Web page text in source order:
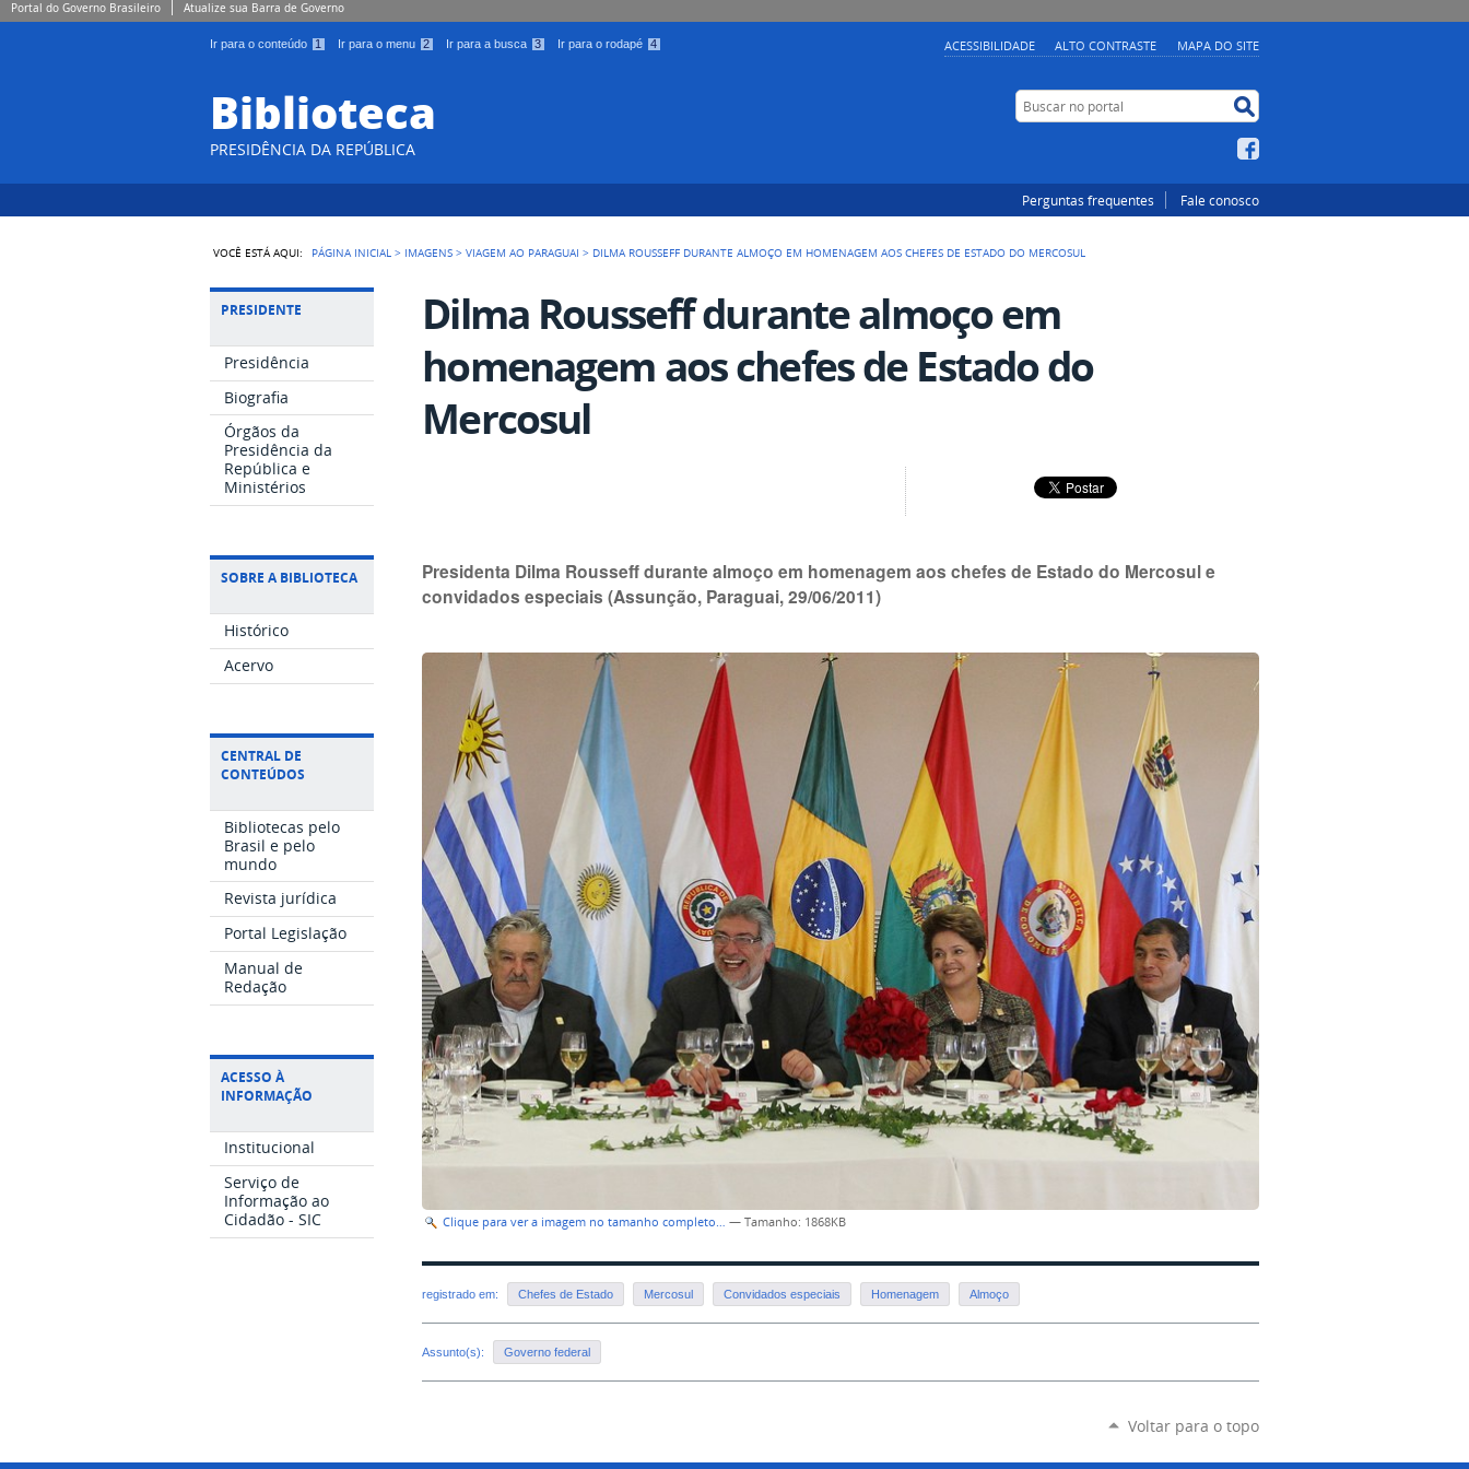
Portal do Governo Brasileiro Atualize sua Barra de Governo
Ir para o conteúdo 1 Ir para o menu 2 Ir para a busca 3 Ir para o rodapé 4 ACESSIBILIDADE ALTO CONTRASTE MAPA DO SITE
Biblioteca
PRESIDÊNCIA DA REPÚBLICA
Buscar no portal
Perguntas frequentes Fale conosco
VOCÊ ESTÁ AQUI: PÁGINA INICIAL > IMAGENS >VIAGEM AO PARAGUAI > DILMA ROUSSEFF DURANTE ALMOÇO EM HOMENAGEM AOS CHEFES DE ESTADO DO MERCOSUL
PRESIDENTE
Presidência
Biografia
Órgãos da
Presidência da
República e
Ministérios
SOBRE A BIBLIOTECA
Histórico
Acervo
CENTRAL DE
CONTEÚDOS
Bibliotecas pelo
Brasil e pelo
mundo
Revista jurídica
Portal Legislação
Manual de
Redação
ACESSO À
INFORMAÇÃO
Institucional
Serviço de
Informação ao
Cidadão - SIC
Dilma Rousseff durante almoço em
homenagem aos chefes de Estado do
Mercosul
Presidenta Dilma Rousseff durante almoço em homenagem aos chefes de Estado do Mercosul e
convidados especiais (Assunção, Paraguai, 29/06/2011)
Clique para ver a imagem no tamanho completo… —Tamanho: 1868KB
registrado em: Chefes de Estado Mercosul Convidados especiais Homenagem Almoço
Assunto(s): Governo federal
Voltar para o topo